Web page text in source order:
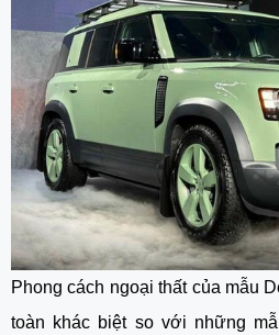
Phong cách ngoại thất của mẫu
toàn khác biệt so với những